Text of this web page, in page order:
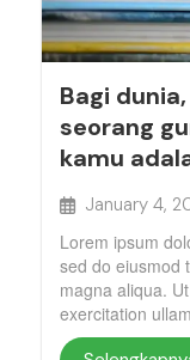
Bagi
seorang
kamu
January 4,
Lorem ipsum
sed do eiusmod
magna aliqua.
exercitation